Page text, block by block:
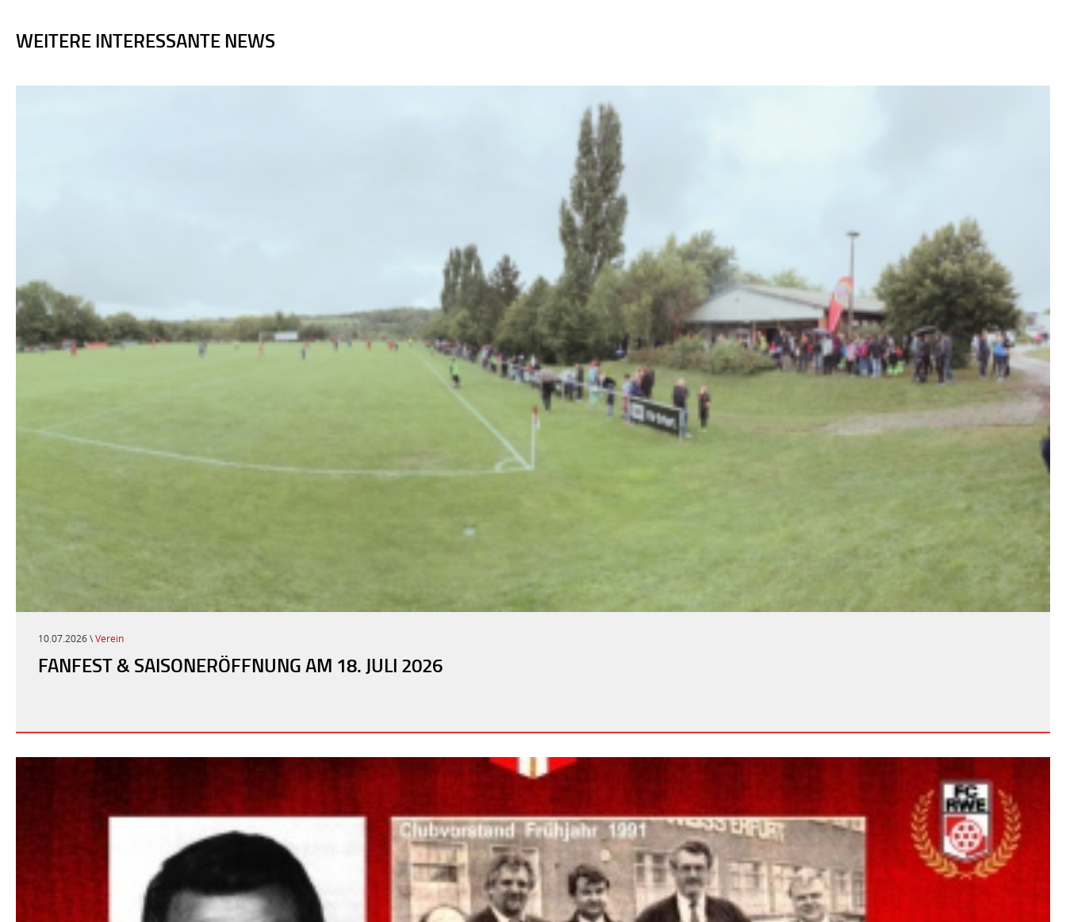
WEITERE INTERESSANTE NEWS
10.07.2026 \Verein
FANFEST & SAISONERÖFFNUNG AM 18. JULI 2026